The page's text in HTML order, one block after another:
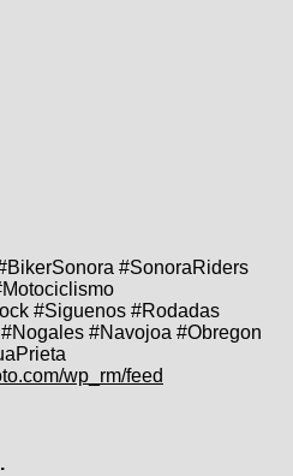
#SonoraRiders
#Siguenos #Rodadas
#Navojoa #Obregon
wp_rm/feed